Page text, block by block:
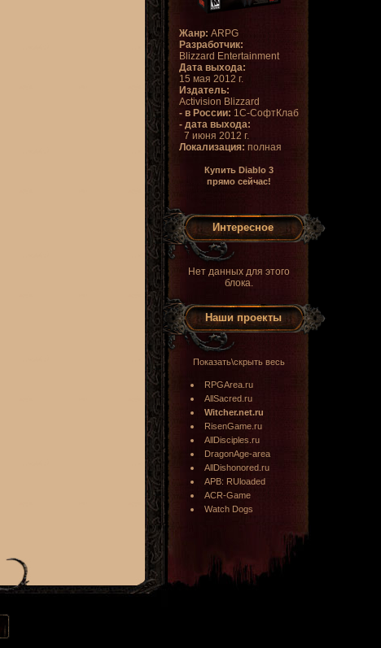
Жанр: ARPG
Разработчик:
Blizzard Entertainment
Дата выхода:
15 мая 2012 г.
Издатель:
Activision Blizzard
- в России: 1С-СофтКлаб
- дата выхода:
7 июня 2012 г.
Локализация: полная
Купить Diablo 3
прямо сейчас!
Интересное
Нет данных для этого
блока.
Наши проекты
Показать\скрыть весь
RPGArea.ru
AllSacred.ru
Witcher.net.ru
RisenGame.ru
AllDisciples.ru
DragonAge-area
AllDishonored.ru
APB: RUloaded
ACR-Game
Watch Dogs